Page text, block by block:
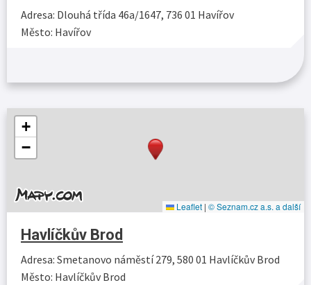
Adresa: Dlouhá třída 46a/1647, 736 01 Havířov
Město: Havířov
+
−
Leaflet | © Seznam.cz a.s. a další
Havlíčkův Brod
Adresa: Smetanovo náměstí 279, 580 01 Havlíčkův Brod
Město: Havlíčkův Brod